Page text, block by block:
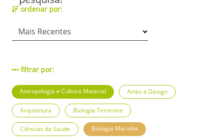
ordenar por:
filtrar por:
Antropologia e Cultura Material Artes e Design
Arquitetura Biologia Terrestre
Ciências da Saúde Biologia Marinha